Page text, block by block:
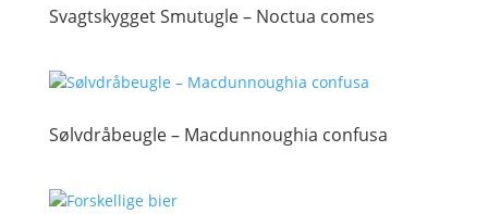
Svagtskygget Smutugle – Noctua comes
Sølvdråbeugle – Macdunnoughia confusa